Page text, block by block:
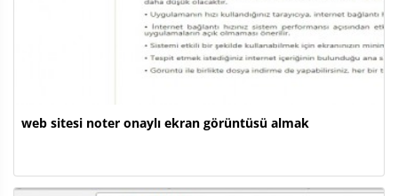
web sitesi noter onaylı ekran görüntüsü almak